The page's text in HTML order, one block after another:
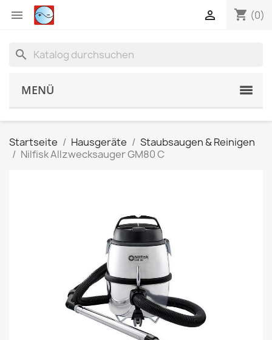
 shopping_cart (0)

search
MENÜ
Startseite Hausgeräte
Staubsaugen & Reinigen
Nilfisk Allzwecksauger GM80 C